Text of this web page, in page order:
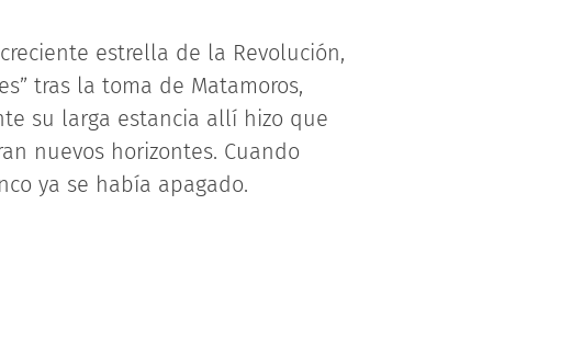
estrella de la Revolución,
tras la toma de Matamoros,
su larga estancia allí hizo que
nuevos horizontes. Cuando
ya se había apagado.